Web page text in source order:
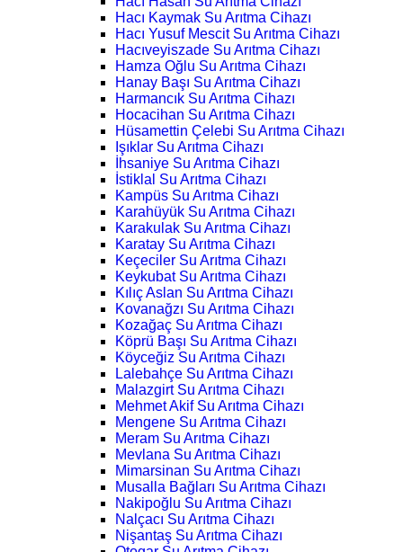
Hacı Kaymak Su Arıtma Cihazı
Hacı Yusuf Mescit Su Arıtma Cihazı
Hacıveyiszade Su Arıtma Cihazı
Hamza Oğlu Su Arıtma Cihazı
Hanay Başı Su Arıtma Cihazı
Harmancık Su Arıtma Cihazı
Hocacihan Su Arıtma Cihazı
Hüsamettin Çelebi Su Arıtma Cihazı
Işıklar Su Arıtma Cihazı
İhsaniye Su Arıtma Cihazı
İstiklal Su Arıtma Cihazı
Kampüs Su Arıtma Cihazı
Karahüyük Su Arıtma Cihazı
Karakulak Su Arıtma Cihazı
Karatay Su Arıtma Cihazı
Keçeciler Su Arıtma Cihazı
Keykubat Su Arıtma Cihazı
Kılıç Aslan Su Arıtma Cihazı
Kovanağzı Su Arıtma Cihazı
Kozağaç Su Arıtma Cihazı
Köprü Başı Su Arıtma Cihazı
Köyceğiz Su Arıtma Cihazı
Lalebahçe Su Arıtma Cihazı
Malazgirt Su Arıtma Cihazı
Mehmet Akif Su Arıtma Cihazı
Mengene Su Arıtma Cihazı
Meram Su Arıtma Cihazı
Mevlana Su Arıtma Cihazı
Mimarsinan Su Arıtma Cihazı
Musalla Bağları Su Arıtma Cihazı
Nakipoğlu Su Arıtma Cihazı
Nalçacı Su Arıtma Cihazı
Nişantaş Su Arıtma Cihazı